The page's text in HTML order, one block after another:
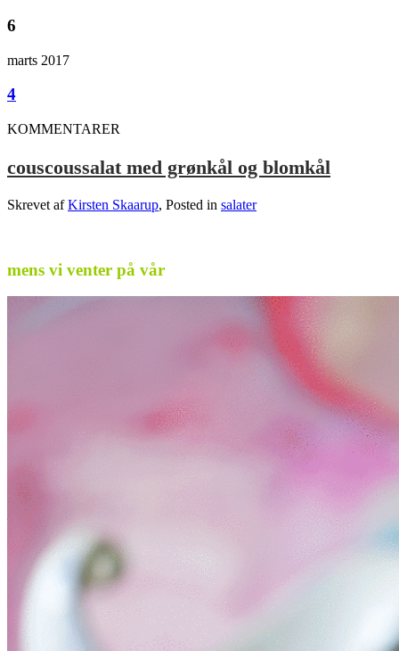
6
marts 2017
4
KOMMENTARER
couscoussalat med grønkål og blomkål
Skrevet afKirsten Skaarup, Posted in salater
mens vi venter på vår